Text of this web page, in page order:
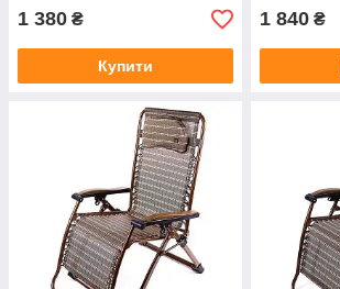
1 380 ₴
Купити
1 840 ₴